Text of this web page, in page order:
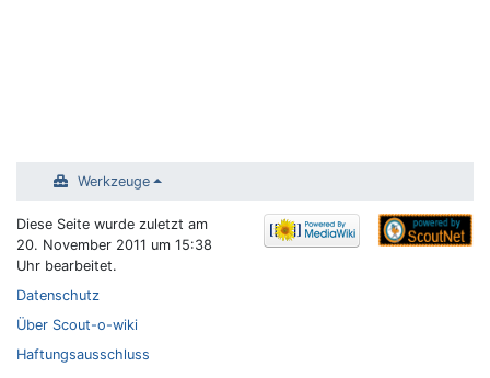
Werkzeuge
Diese Seite wurde zuletzt am
20. November 2011 um 15:38
Uhr bearbeitet.
Datenschutz
Über Scout-o-wiki
Haftungsausschluss